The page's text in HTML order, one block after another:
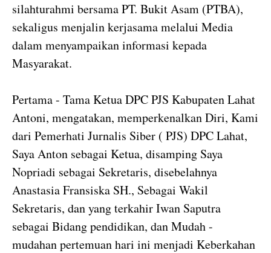
silahturahmi bersama PT. Bukit Asam (PTBA),
sekaligus menjalin kerjasama melalui Media
dalam menyampaikan informasi kepada
Masyarakat.
Pertama - Tama Ketua DPC PJS Kabupaten Lahat
Antoni, mengatakan, memperkenalkan Diri, Kami
dari Pemerhati Jurnalis Siber ( PJS) DPC Lahat,
Saya Anton sebagai Ketua, disamping Saya
Nopriadi sebagai Sekretaris, disebelahnya
Anastasia Fransiska SH., Sebagai Wakil
Sekretaris, dan yang terkahir Iwan Saputra
sebagai Bidang pendidikan, dan Mudah -
mudahan pertemuan hari ini menjadi Keberkahan